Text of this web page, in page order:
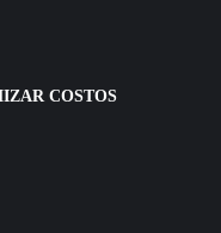
COSTOS